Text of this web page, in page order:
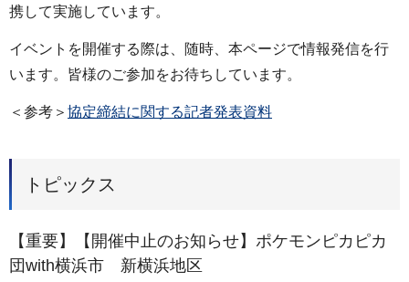
携して実施しています。
イベントを開催する際は、随時、本ページで情報発信を行
います。皆様のご参加をお待ちしています。
＜参考＞ 協定締結に関する記者発表資料
トピックス
【重要】【開催中止のお知らせ】ポケモンピカピカ
団with横浜市 新横浜地区